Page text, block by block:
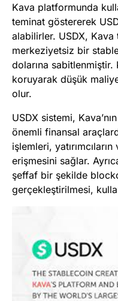
Kava platformunda
teminat göstererek
alabilirler. USDX, Kava
merkeziyetsiz bir
dolarına sabitlenmiştir.
koruyarak düşük
olur.
USDX sistemi,
önemli finansal
işlemleri,
erişmesini sağlar.
şeffaf bir şekilde
gerçekleştirilmesi,